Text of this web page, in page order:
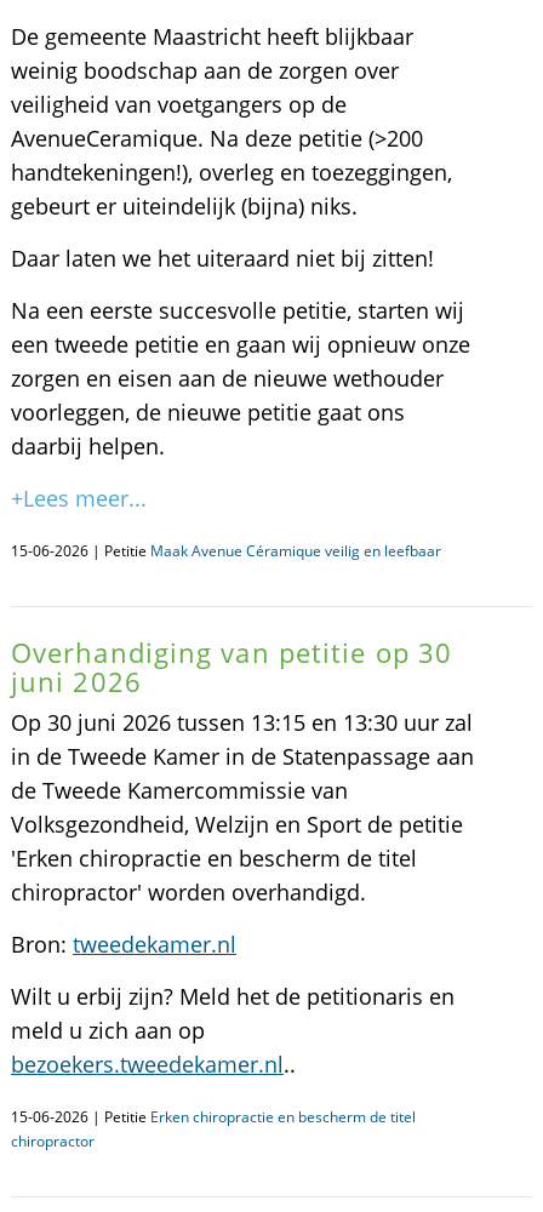
De gemeente Maastricht heeft blijkbaar
weinig boodschap aan de zorgen over
veiligheid van voetgangers op de
AvenueCeramique. Na deze petitie (>200
handtekeningen!), overleg en toezeggingen,
gebeurt er uiteindelijk (bijna) niks.
Daar laten we het uiteraard niet bij zitten!
Na een eerste succesvolle petitie, starten wij
een tweede petitie en gaan wij opnieuw onze
zorgen en eisen aan de nieuwe wethouder
voorleggen, de nieuwe petitie gaat ons
daarbij helpen.
+Lees meer...
15-06-2026 | Petitie Maak Avenue Céramique veilig en leefbaar
Overhandiging van petitie op 30
juni 2026
Op 30 juni 2026 tussen 13:15 en 13:30 uur zal
in de Tweede Kamer in de Statenpassage aan
de Tweede Kamercommissie van
Volksgezondheid, Welzijn en Sport de petitie
'Erken chiropractie en bescherm de titel
chiropractor' worden overhandigd.
Bron: tweedekamer.nl
Wilt u erbij zijn? Meld het de petitionaris en
meld u zich aan op
bezoekers.tweedekamer.nl..
15-06-2026 | Petitie Erken chiropractie en bescherm de titel
chiropractor